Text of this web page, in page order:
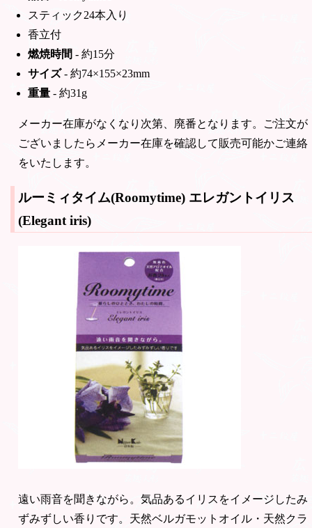
スティック24本入り
香立付
燃焼時間 - 約15分
サイズ- 約74×155×23mm
重量 - 約31g
メーカー在庫がなくなり次第、廃番となります。ご注文が
ございましたらメーカー在庫を確認して販売可能かご連絡
をいたします。
ルーミィタイム(Roomytime) エレガントイリス
(Elegant iris)
遠い雨音を聞きながら。気品あるイリスをイメージしたみ
ずみずしい香りです。天然ベルガモットオイル・天然クラ